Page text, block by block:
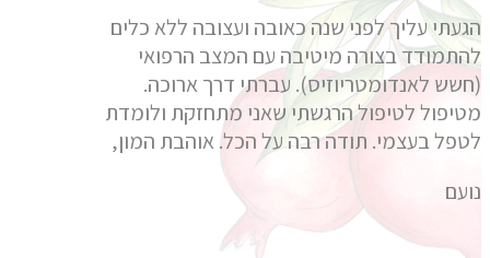
הגעתי עליך לפני שנה כאובה ועצובה ללא כלים
להתמודד בצורה מיטיבה עם המצב הרפואי
(חשש לאנדומטריוזיס). עברתי דרך ארוכה.
מטיפול לטיפול הרגשתי שאני מתחזקת ולומדת
לטפל בעצמי. תודה רבה על הכל. אוהבת המון,
נועם